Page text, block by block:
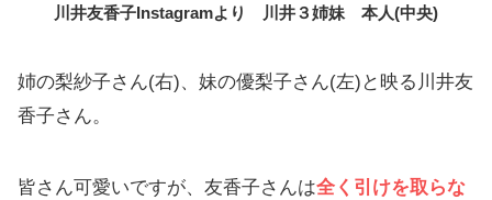
川井友香子Instagramより 川井３姉妹 本人(中央)
姉の梨紗子さん(右)、妹の優梨子さん(左)と映る川井友
香子さん。
皆さん可愛いですが、友香子さんは全く引けを取らな